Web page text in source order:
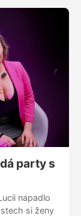
party s
napadlo
si ženy